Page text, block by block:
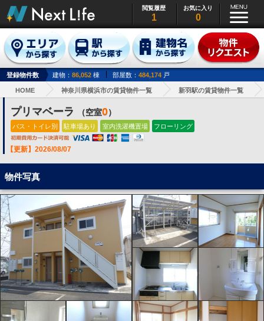
閲覧履歴
1
お気に入り
0
登録物件数 建物： 86,052 棟 部屋数： 484,174 戸
HOME 神奈川県横浜市の賃貸物件一覧 新羽駅の賃貸物件一覧
プリマベーラ （空室0）
バス・トイレ別 駐車場あり 室内洗濯機置場 フローリング
【更新】2026/08/07
物件写真